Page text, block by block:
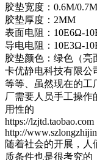
胶垫宽度：0.6M/
胶垫厚度：2MM
表面电阻：10E6Ω-
导电电阻：10E3Ω-
胶垫颜色：绿色（亮
卡优静电科技有限公
等等、虽然现在的工
厂需要人员手工操作
用性的
https://lzjtd.taobao.com
http://
随着社会的开展，人
质条件也是很考究的